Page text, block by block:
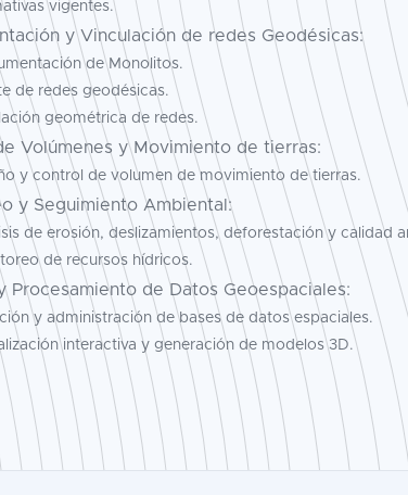
vigentes.
y Vinculación de redes Geodésicas:
de Monolitos.
de redes geodésicas.
geométrica de redes.
Volúmenes y Movimiento de tierras:
y control de volumen de movimiento de tierras.
y Seguimiento Ambiental:
de erosión, deslizamientos, deforestación y calidad
de recursos hídricos.
Procesamiento de Datos Geoespaciales:
y administración de bases de datos espaciales.
interactiva y generación de modelos 3D.